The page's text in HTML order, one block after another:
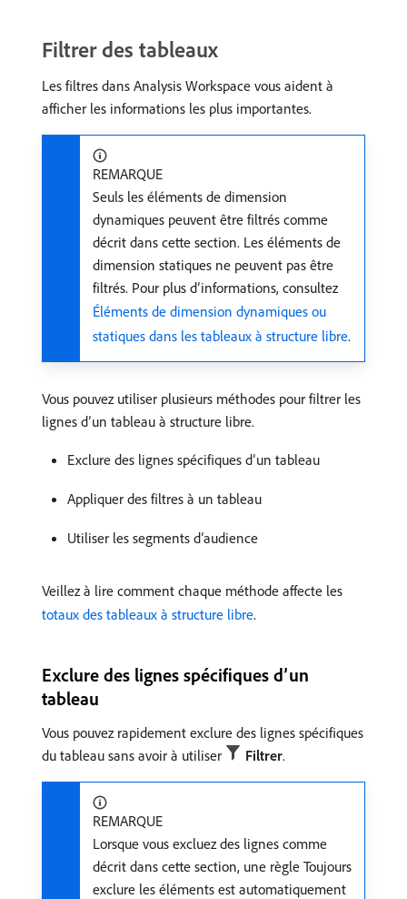
Filtrer des tableaux
Les filtres dans Analysis Workspace vous aident à
afficher les informations les plus importantes.
REMARQUE
Seuls les éléments de dimension
dynamiques peuvent être filtrés comme
décrit dans cette section. Les éléments de
dimension statiques ne peuvent pas être
filtrés. Pour plus d’informations, consultez
Éléments de dimension dynamiques ou
statiques dans les tableaux à structure libre.
Vous pouvez utiliser plusieurs méthodes pour filtrer les
lignes d’un tableau à structure libre.
Exclure des lignes spécifiques d’un tableau
Appliquer des filtres à un tableau
Utiliser les segments d’audience
Veillez à lire comment chaque méthode affecte les
totaux des tableaux à structure libre.
Exclure des lignes spécifiques d’un
tableau
Vous pouvez rapidement exclure des lignes spécifiques
du tableau sans avoir à utiliser
Filtrer.
REMARQUE
Lorsque vous excluez des lignes comme
décrit dans cette section, une règle Toujours
exclure les éléments est automatiquement